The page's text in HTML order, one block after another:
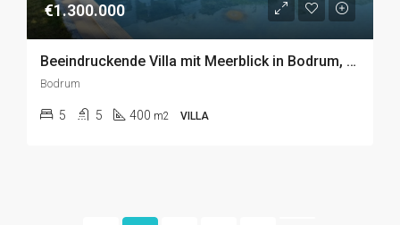
€1.300.000
Beeindruckende Villa mit Meerblick in Bodrum, Yalikavak zu Verkaufen
Bodrum
5 5 400 m2 VILLA